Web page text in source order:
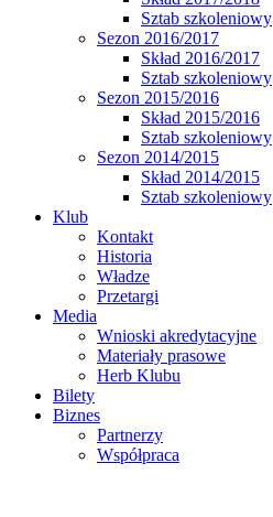
Sztab szkoleniowy
Sezon 2016/2017
Skład 2016/2017
Sztab szkoleniowy
Sezon 2015/2016
Skład 2015/2016
Sztab szkoleniowy
Sezon 2014/2015
Skład 2014/2015
Sztab szkoleniowy
Klub
Kontakt
Historia
Władze
Przetargi
Media
Wnioski akredytacyjne
Materiały prasowe
Herb Klubu
Bilety
Biznes
Partnerzy
Współpraca